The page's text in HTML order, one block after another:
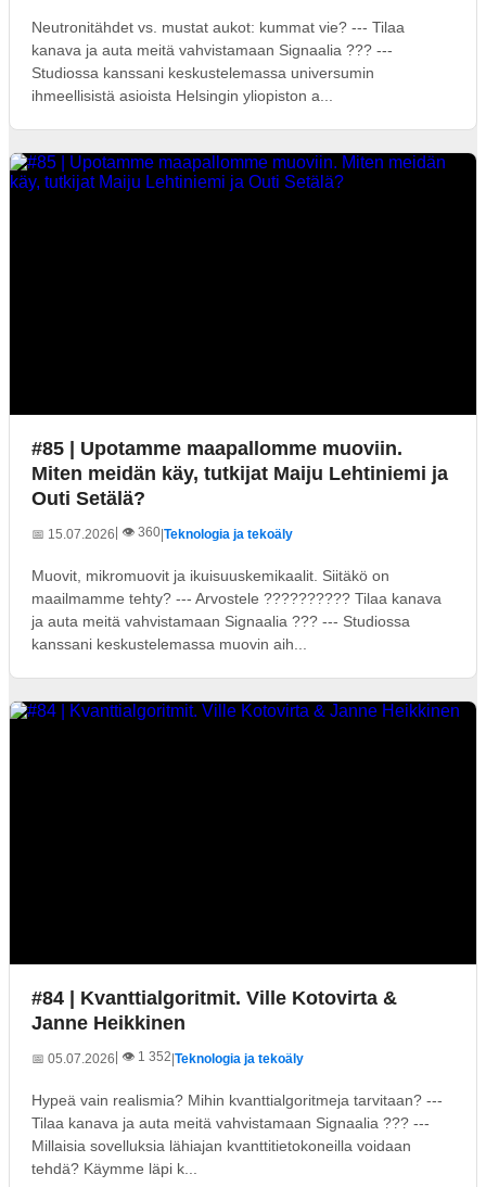
Neutronitähdet vs. mustat aukot: kummat vie? --- Tilaa
kanava ja auta meitä vahvistamaan Signaalia ??? ---
Studiossa kanssani keskustelemassa universumin
ihmeellisistä asioista Helsingin yliopiston a...
#85 | Upotamme maapallomme muoviin.
Miten meidän käy, tutkijat Maiju Lehtiniemi ja
Outi Setälä?
📅 15.07.2026 | 👁️ 360|Teknologia ja tekoäly
Muovit, mikromuovit ja ikuisuuskemikaalit. Siitäkö on
maailmamme tehty? --- Arvostele ?????????? Tilaa kanava
ja auta meitä vahvistamaan Signaalia ??? --- Studiossa
kanssani keskustelemassa muovin aih...
#84 | Kvanttialgoritmit. Ville Kotovirta &
Janne Heikkinen
📅 05.07.2026 | 👁️ 1 352|Teknologia ja tekoäly
Hypeä vain realismia? Mihin kvanttialgoritmeja tarvitaan? ---
Tilaa kanava ja auta meitä vahvistamaan Signaalia ??? ---
Millaisia sovelluksia lähiajan kvanttitietokoneilla voidaan
tehdä? Käymme läpi k...